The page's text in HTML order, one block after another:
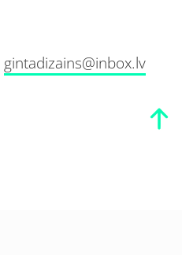
gintadizains@inbox.lv